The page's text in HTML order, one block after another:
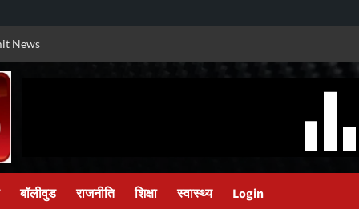
News
बॉलीवुड राजनीति शिक्षा स्वास्थ्य Login